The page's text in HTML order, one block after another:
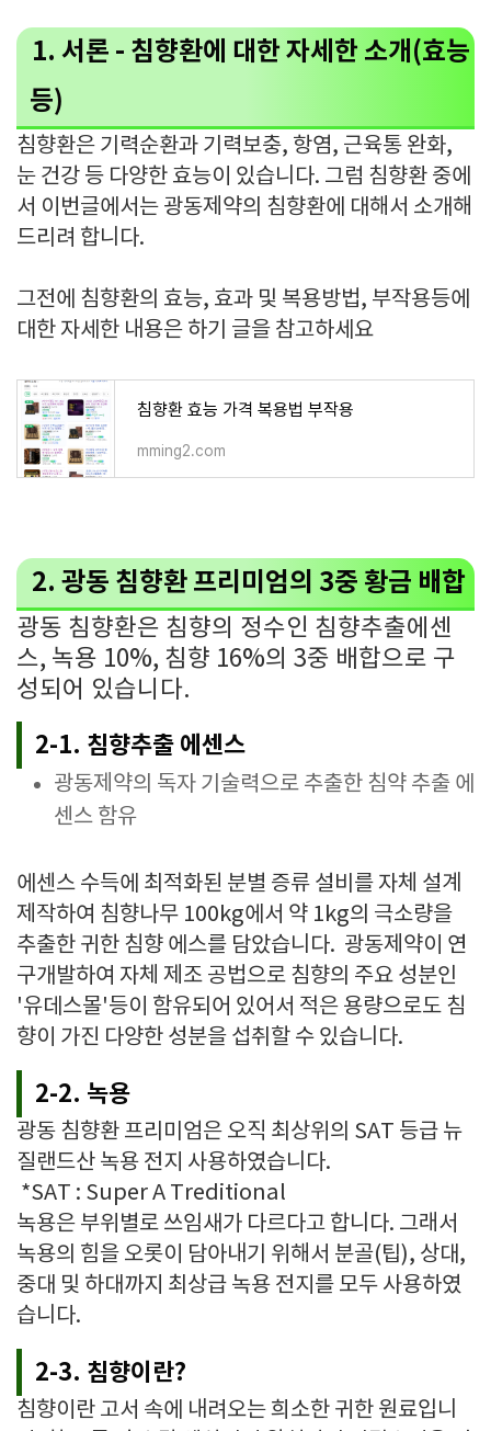
1. 서론 - 침향환에 대한 자세한 소개(효능
등)
침향환은 기력순환과 기력보충, 항염, 근육통 완화,
눈 건강 등 다양한 효능이 있습니다. 그럼 침향환 중에
서 이번글에서는 광동제약의 침향환에 대해서 소개해
드리려 합니다.
그전에 침향환의 효능, 효과 및 복용방법, 부작용등에
대한 자세한 내용은 하기 글을 참고하세요
침향환 효능 가격 복용법 부작용
mming2.com
2. 광동 침향환 프리미엄의 3중 황금 배합
광동 침향환은 침향의 정수인 침향추출에센
스, 녹용 10%, 침향 16%의 3중 배합으로 구
성되어 있습니다.
2-1. 침향추출 에센스
광동제약의 독자 기술력으로 추출한 침약 추출 에
센스 함유
에센스 수득에 최적화된 분별 증류 설비를 자체 설계
제작하여 침향나무 100kg에서 약 1kg의 극소량을
추출한 귀한 침향 에스를 담았습니다. 광동제약이 연
구개발하여 자체 제조 공법으로 침향의 주요 성분인
'유데스몰'등이 함유되어 있어서 적은 용량으로도 침
향이 가진 다양한 성분을 섭취할 수 있습니다.
2-2. 녹용
광동 침향환 프리미엄은 오직 최상위의 SAT 등급 뉴
질랜드산 녹용 전지 사용하였습니다.
*SAT : Super A Treditional
녹용은 부위별로 쓰임새가 다르다고 합니다. 그래서
녹용의 힘을 오롯이 담아내기 위해서 분골(팁), 상대,
중대 및 하대까지 최상급 녹용 전지를 모두 사용하였
습니다.
2-3. 침향이란?
침향이란 고서 속에 내려오는 희소한 귀한 원료입니